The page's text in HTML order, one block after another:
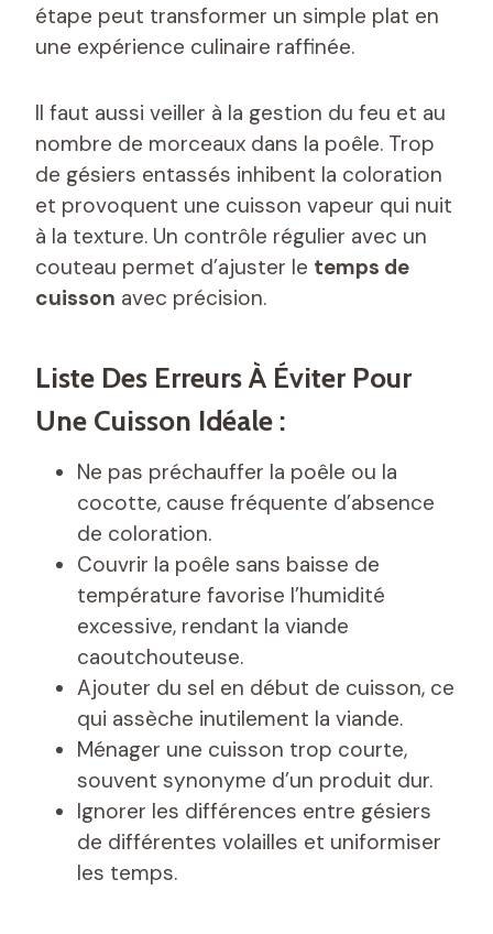
étape peut transformer un simple plat en
une expérience culinaire raffinée.
Il faut aussi veiller à la gestion du feu et au
nombre de morceaux dans la poêle. Trop
de gésiers entassés inhibent la coloration
et provoquent une cuisson vapeur qui nuit
à la texture. Un contrôle régulier avec un
couteau permet d’ajuster le temps de
cuisson avec précision.
Liste Des Erreurs À Éviter Pour
Une Cuisson Idéale :
Ne pas préchauffer la poêle ou la
cocotte, cause fréquente d’absence
de coloration.
Couvrir la poêle sans baisse de
température favorise l’humidité
excessive, rendant la viande
caoutchouteuse.
Ajouter du sel en début de cuisson, ce
qui assèche inutilement la viande.
Ménager une cuisson trop courte,
souvent synonyme d’un produit dur.
Ignorer les différences entre gésiers
de différentes volailles et uniformiser
les temps.